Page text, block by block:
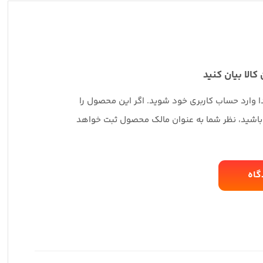
بیان کنید
وارد حساب کاربری خود شوید. اگر این محصول را
باشید، نظر شما به عنوان مالک محصول ثبت خواهد